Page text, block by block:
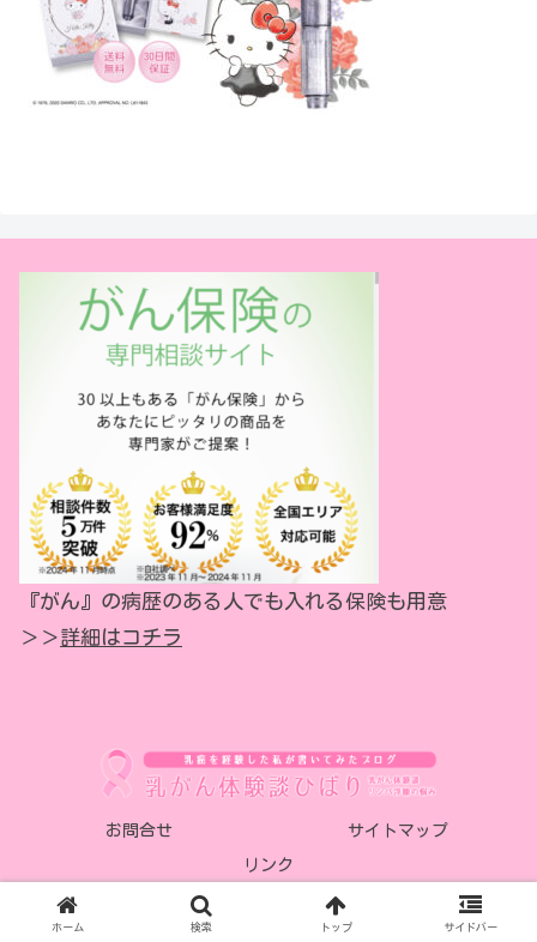
『がん』の病歴のある人でも入れる保険も用意
＞＞詳細はコチラ
お問合せ サイトマップ
リンク
© 2018-2026 乳がん体験談 ひばり.
ホーム 検索 トップ サイドバー